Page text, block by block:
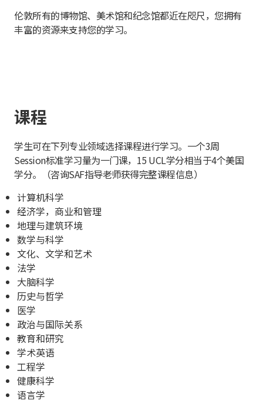
伦敦所有的博物馆、美术馆和纪念馆都近在咫尺，您拥有
丰富的资源来支持您的学习。
课程
学生可在下列专业领域选择课程进行学习。一个3周
Session标准学习量为一门课，15 UCL学分相当于4个美国
学分。（咨询SAF指导老师获得完整课程信息）
计算机科学
经济学，商业和管理
地理与建筑环境
数学与科学
文化、文学和艺术
法学
大脑科学
历史与哲学
医学
政治与国际关系
教育和研究
学术英语
工程学
健康科学
语言学